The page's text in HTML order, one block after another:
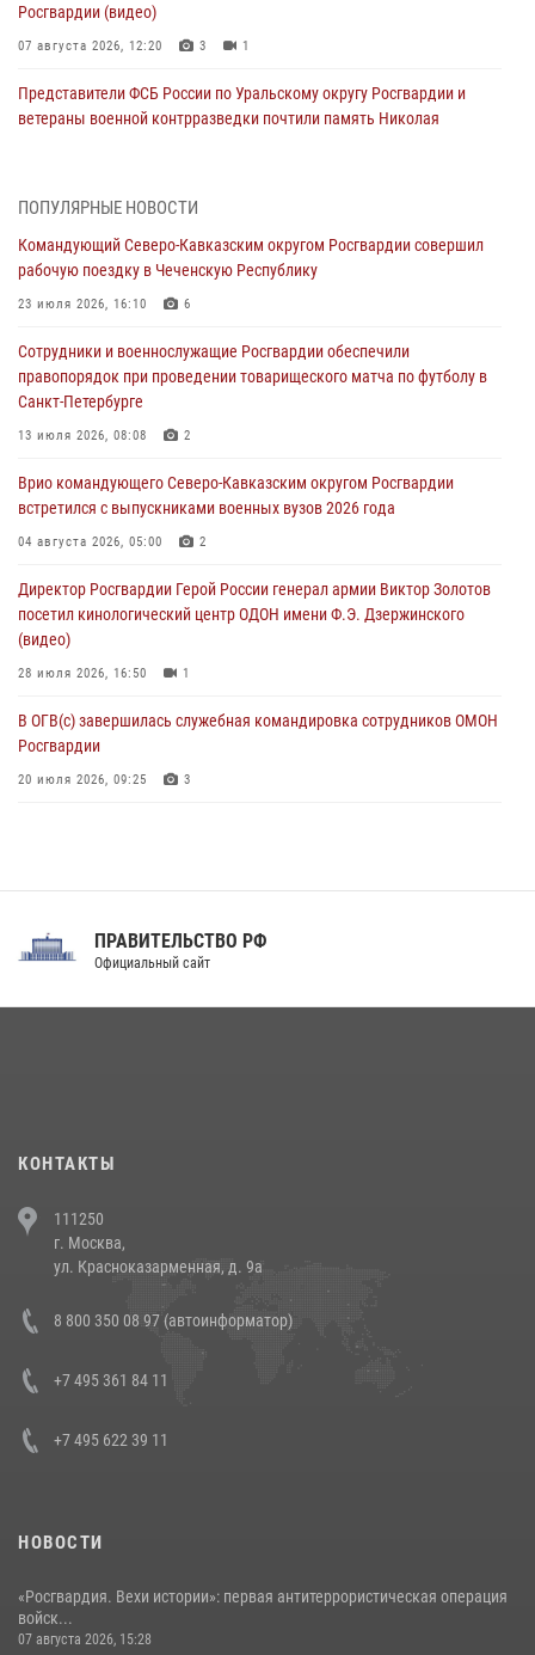
Росгвардии (видео)
07 августа 2026, 12:20 3 1
Представители ФСБ России по Уральскому округу Росгвардии и
ветераны военной контрразведки почтили память Николая
выпуска «Легенды армии с Александром Маршалом»
07 августа 2026, 12:00
Смольного собора в Санкт-Петербурге (видео)
07 августа 2026, 11:34 3
В Курске росгвардейцы провели занятие по основам
07 августа 2026, 11:33
Рэпер ST посетил раненых росгвардейцев в Главном военном
07 августа 2026, 11:18
ПОПУЛЯРНЫЕ НОВОСТИ
Командующий Северо-Кавказским округом Росгвардии совершил
рабочую поездку в Чеченскую Республику
23 июля 2026, 16:10 6
Сотрудники и военнослужащие Росгвардии обеспечили
правопорядок при проведении товарищеского матча по футболу в
Санкт-Петербурге
13 июля 2026, 08:08 2
Врио командующего Северо-Кавказским округом Росгвардии
встретился с выпускниками военных вузов 2026 года
04 августа 2026, 05:00 2
Директор Росгвардии Герой России генерал армии Виктор Золотов
посетил кинологический центр ОДОН имени Ф.Э. Дзержинского
(видео)
28 июля 2026, 16:50 1
В ОГВ(с) завершилась служебная командировка сотрудников ОМОН
Росгвардии
20 июля 2026, 09:25 3
Праздник «Один день с Росгвардией» к 105-летию Центрального
напавших на бригаду скорой помощи (видео)
14 июля 2026, 12:20
В Росгвардии прошла военно-научная конференция по обобщению
боевого опыта
ПРАВИТЕЛЬСТВО РФ
Официальный сайт
КОНТАКТЫ
111250
г. Москва,
ул. Красноказарменная, д. 9а
8 800 350 08 97 (автоинформатор)
+7 495 361 84 11
+7 495 622 39 11
НОВОСТИ
«Росгвардия. Вехи истории»: первая антитеррористическая операция
войск...
07 августа 2026, 15:28